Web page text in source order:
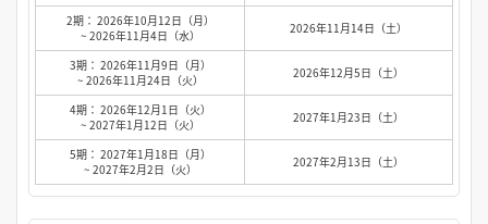
2期： 2026年10月12日（月）
~ 2026年11月4日（水）
2026年11月14日（土）
3期： 2026年11月9日（月）
~ 2026年11月24日（火）
2026年12月5日（土）
4期： 2026年12月1日（火）
~ 2027年1月12日（火）
2027年1月23日（土）
5期： 2027年1月18日（月）
~ 2027年2月2日（火）
2027年2月13日（土）